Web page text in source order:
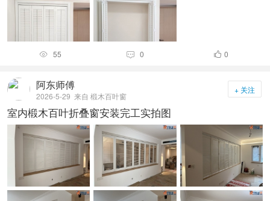
 55  0  0
阿东师傅
2026-5-29 来自 椴木百叶窗
+ 关注
室内椴木百叶折叠窗安装完工实拍图